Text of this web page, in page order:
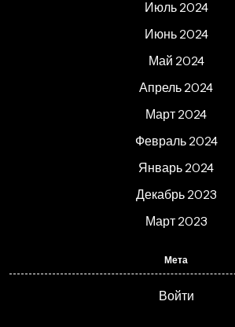
Июль 2024
Июнь 2024
Май 2024
Апрель 2024
Март 2024
Февраль 2024
Январь 2024
Декабрь 2023
Март 2023
Мета
Войти